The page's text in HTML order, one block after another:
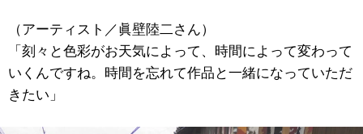
（アーティスト／眞壁陸二さん）
「刻々と色彩がお天気によって、時間によって変わって
いくんですね。時間を忘れて作品と一緒になっていただ
きたい」